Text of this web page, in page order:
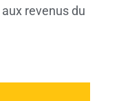
revenus du